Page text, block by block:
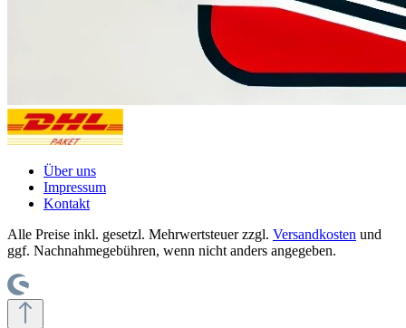
Über uns
Impressum
Kontakt
Alle Preise inkl. gesetzl. Mehrwertsteuer zzgl. Versandkosten und
ggf. Nachnahmegebühren, wenn nicht anders angegeben.